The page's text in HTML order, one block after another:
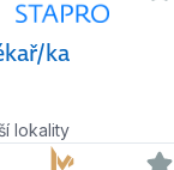
ka
lokality